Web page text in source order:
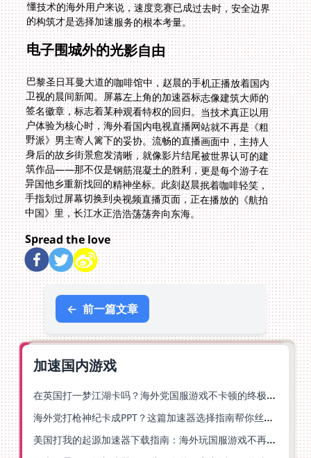
的构筑才是选择加速服务的根本考量。
电子围城外的光影自由
巴黎圣日耳曼大道的咖啡馆中，赵晨的手机正播放着国内
卫视的晨间新闻。屏幕左上角的加速器标志像建筑大师的
签名徽章，标志着某种观看特权的回归。当技术真正以用
户体验为核心时，海外看国内电视直播网站就不再是《粗
野派》男主寄人篱下的妥协。流畅的直播画面中，主持人
身后的故乡街景愈发清晰，就像影片结尾被世界认可的建
筑作品——那不仅是钢筋混凝土的胜利，更是每个游子在
异国他乡重新找回的精神坐标。此刻赵晨抿着咖啡轻笑，
手指划过屏幕切换到央视频直播页面，正在播放的《航拍
中国》里，长江水正浩浩荡荡奔向东海。
Spread the love
← 前一篇文章
加速国内游戏
在英国打一梦江湖卡吗？海外党国服游戏不卡顿的终极解法
海外党打枪神纪卡成PPT？这篇加速器选择指南帮你丝滑上分
美国打我的起源加速器下载指南：海外玩国服游戏不再卡的终极方案